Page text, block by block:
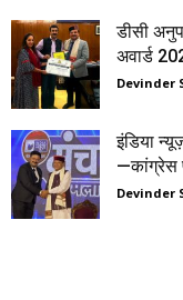
डीसी
अवार्ड
Devinder
इंडिया
—कांग्रेस
Devinder